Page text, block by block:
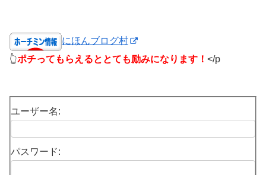
にほんブログ村
👆ポチってもらえるととても励みになります！ </p
ユーザー名:
パスワード: